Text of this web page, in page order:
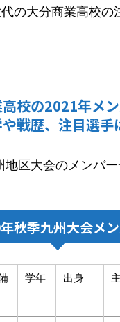
の大分商業高校の
校の2021年メ
戦歴、注目選手
区大会のメンバ
秋季九州大会メ
学年 出身